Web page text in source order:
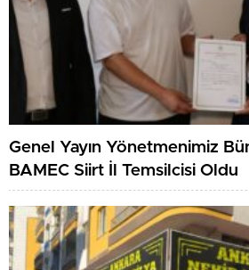
Genel Yayın Yönetmenimiz
BAMEC Siirt İl Temsilcisi Oldu